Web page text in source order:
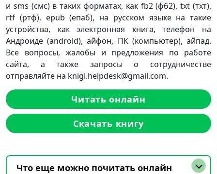
и sms (смс) в таких форматах, как fb2 (фб2), txt (тхт),
rtf (ртф), epub (епаб), на русском языке на такие
устройства, как электронная книга, телефон на
Андроиде (android), айфон, ПК (компьютер), айпад.
Все вопросы, жалобы и предложения по работе
сайта, а также запросы о сотрудничестве
отправляйте на knigi.helpdesk@gmail.com.
Читать онлайн
Скачать книгу
Что еще можно почитать онлайн